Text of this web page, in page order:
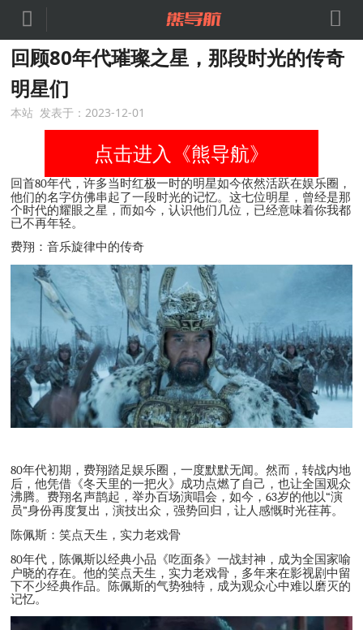
 
回顾80年代璀璨之星，那段时光的传奇
明星们
本站 发表于：2023-12-01
点击进入《熊导航》
回首80年代，许多当时红极一时的明星如今依然活跃在娱乐圈，
他们的名字仿佛串起了一段时光的记忆。这七位明星，曾经是那
个时代的耀眼之星，而如今，认识他们几位，已经意味着你我都
已不再年轻。
费翔：音乐旋律中的传奇
80年代初期，费翔踏足娱乐圈，一度默默无闻。然而，转战内地
后，他凭借《冬天里的一把火》成功点燃了自己，也让全国观众
沸腾。费翔名声鹊起，举办百场演唱会，如今， 63岁的他以“演
员”身份再度复出，演技出众，强势回归，让人感慨时光荏苒。
陈佩斯：笑点天生，实力老戏骨
80年代，陈佩斯以经典小品《吃面条》一战封神，成为全国家喻
户晓的存在。他的笑点天生，实力老戏骨，多年来在影视剧中留
下不少经典作品。陈佩斯的气势独特，成为观众心中难以磨灭的
记忆。